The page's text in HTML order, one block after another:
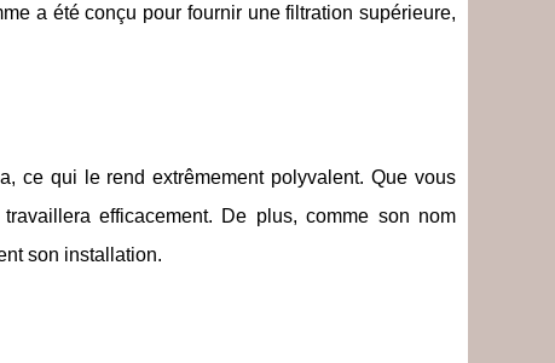
a été conçu pour fournir une filtration supérieure,
ce qui le rend extrêmement polyvalent. Que vous
efficacement. De plus, comme son nom
son installation.